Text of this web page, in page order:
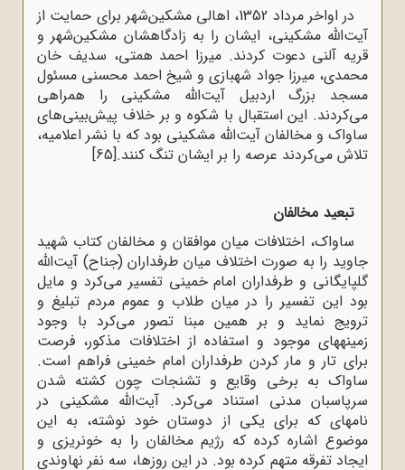
در اواخر مرداد 1352، اهالی مشکین‌شهر برای حمایت از
آیت‌الله مشکینی، ایشان را به زادگاهشان مشکین‌شهر و
قریه آلنی دعوت کردند. میرزا احمد همتی، سدیف خان
محمدی، میرزا جواد شهبازی و شیخ احمد محسنی مسئول
مسجد بزرگ اردبیل آیت‌الله مشکینی را همراهی
می‌کردند. این استقبال با شکوه و بر خلاف پیش‌بینی‌های
ساواک و مخالفان آیت‌الله مشکینی بود که با نشر اعلامیه،
تلاش می‌کردند عرصه را بر ایشان تنگ کنند.[65]
تبعید مخالفان
ساواک، اختلافات میان موافقان و مخالفان کتاب شهید
جاوید را به صورت اختلاف میان طرفداران (جناح) آیت‌الله
گلپایگانی و طرفداران امام خمینی تفسیر می‌کرد و مایل
بود این تفسیر را در میان طلاب و عموم مردم تبلیغ و
ترویج نماید و بر همین مبنا تصور می‌کرد با وجود
زمینه‍های موجود و استفاده از اختلافات مذکور، فرصت
برای تار و مار کردن طرفداران امام خمینی فراهم است.
ساواک به برخی وقایع و تشنجات چون کشته شدن
سرپاسبان مدنی استناد می‌کرد. آیت‌الله مشکینی در
نامه‍ای که برای یکی از دوستان خود نوشته، به این
موضوع اشاره کرده که رژیم مخالفان را به خونریزی و
ایجاد تفرقه متهم کرده بود. در این روزها، سه نفر نهاوندی